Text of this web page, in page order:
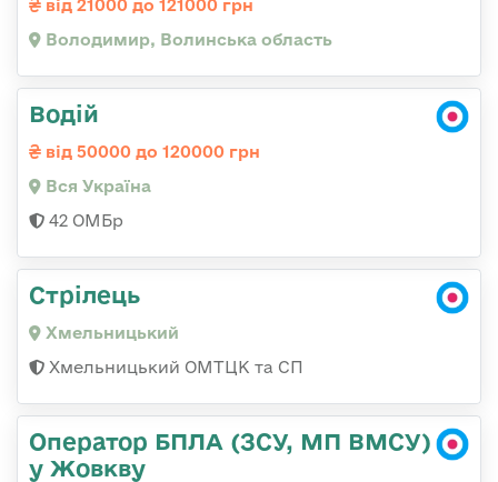
від 21000 до 121000 грн
Володимир, Волинська область
Водій
від 50000 до 120000 грн
Вся Україна
42 ОМБр
Стрілець
Хмельницький
Хмельницький ОМТЦК та СП
Оператор БПЛА (ЗСУ, МП ВМСУ)
у Жовкву